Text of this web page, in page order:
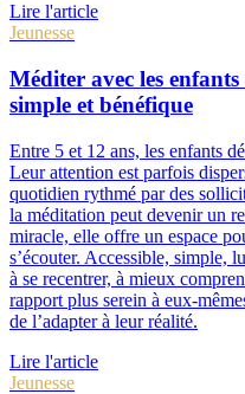
Lire l'article
Jeunesse
Méditer avec les
simple et bénéfique
Entre 5 et 12 ans, les enfants
Leur attention est parfois
quotidien rythmé par des
la méditation peut devenir un
miracle, elle offre un espace
s’écouter. Accessible, simple,
à se recentrer, à mieux
rapport plus serein à eux-
de l’adapter à leur réalité.
Lire l'article
Jeunesse